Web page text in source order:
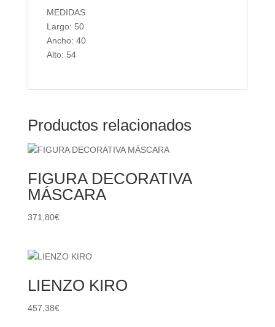
MEDIDAS
Largo: 50
Ancho: 40
Alto: 54
Productos relacionados
FIGURA DECORATIVA
MÁSCARA
371,80€
LIENZO KIRO
457,38€